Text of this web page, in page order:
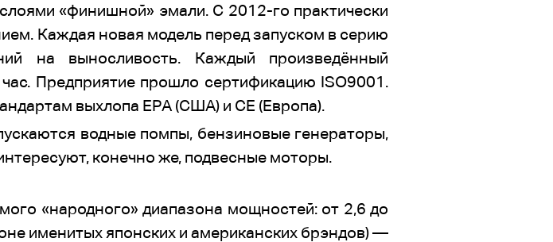
«финишной» эмали. С 2012-го практически
Каждая новая модель перед запуском в серию
на выносливость. Каждый произведённый
Предприятие прошло сертификацию ISO9001.
выхлопа EPA (США) и CE (Европа).
водные помпы, бензиновые генераторы,
конечно же, подвесные моторы.
«народного» диапазона мощностей: от 2,6 до
именитых японских и американских брэндов) —